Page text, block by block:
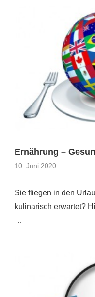
Ernährung –
10. Juni 2020
Sie fliegen in den
kulinarisch erwartet?
…